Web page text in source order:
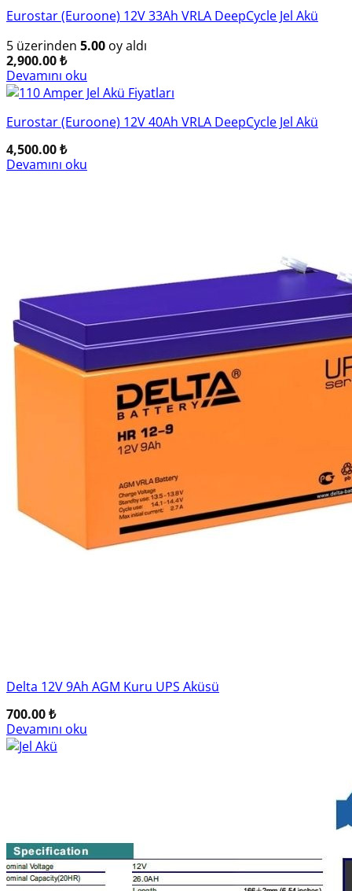
Eurostar (Euroone) 12V 33Ah VRLA DeepCycle Jel Akü
5 üzerinden 5.00 oy aldı
2,900.00₺
Devamını oku
Eurostar (Euroone) 12V 40Ah VRLA DeepCycle Jel Akü
4,500.00₺
Devamını oku
Delta 12V 9Ah AGM Kuru UPS Aküsü
700.00₺
Devamını oku